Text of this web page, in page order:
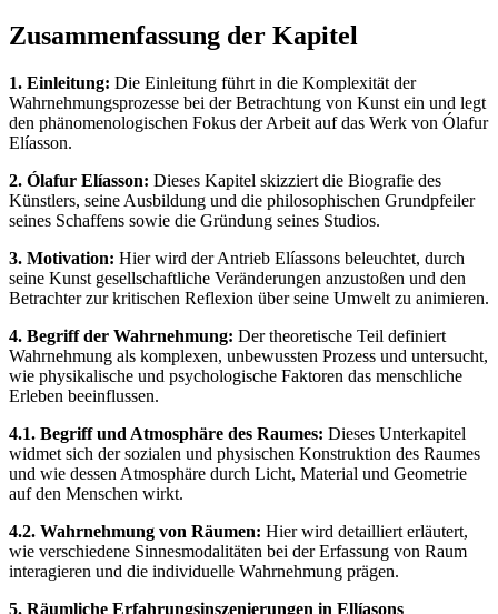
Zusammenfassung der Kapitel
1. Einleitung: Die Einleitung führt in die Komplexität der
Wahrnehmungsprozesse bei der Betrachtung von Kunst ein und legt
den phänomenologischen Fokus der Arbeit auf das Werk von Ólafur
Elíasson.
2. Ólafur Elíasson: Dieses Kapitel skizziert die Biografie des
Künstlers, seine Ausbildung und die philosophischen Grundpfeiler
seines Schaffens sowie die Gründung seines Studios.
3. Motivation: Hier wird der Antrieb Elíassons beleuchtet, durch
seine Kunst gesellschaftliche Veränderungen anzustoßen und den
Betrachter zur kritischen Reflexion über seine Umwelt zu animieren.
4. Begriff der Wahrnehmung: Der theoretische Teil definiert
Wahrnehmung als komplexen, unbewussten Prozess und untersucht,
wie physikalische und psychologische Faktoren das menschliche
Erleben beeinflussen.
4.1. Begriff und Atmosphäre des Raumes: Dieses Unterkapitel
widmet sich der sozialen und physischen Konstruktion des Raumes
und wie dessen Atmosphäre durch Licht, Material und Geometrie
auf den Menschen wirkt.
4.2. Wahrnehmung von Räumen: Hier wird detailliert erläutert,
wie verschiedene Sinnesmodalitäten bei der Erfassung von Raum
interagieren und die individuelle Wahrnehmung prägen.
5. Räumliche Erfahrungsinszenierungen in Ellíasons